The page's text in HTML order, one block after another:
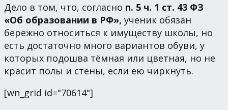
Дело в том, что, согласно п. 5 ч. 1 ст. 43 ФЗ
«Об образовании в РФ», ученик обязан
бережно относиться к имуществу школы, но
есть достаточно много вариантов обуви, у
которых подошва тёмная или цветная, но не
красит полы и стены, если ею чиркнуть.
[wn_grid id="70614"]